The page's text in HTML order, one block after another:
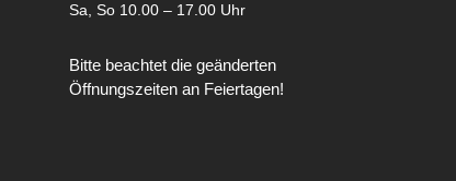
Sa, So 10.00 – 17.00 Uhr
Bitte beachtet die geänderten
Öffnungszeiten an Feiertagen!